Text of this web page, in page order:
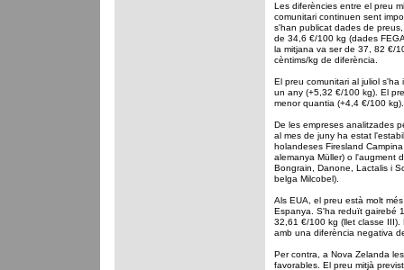
Les diferències entre el preu
comunitari continuen sent
s'han publicat dades de
de 34,6 €/100 kg (dades
la mitjana va ser de 37, 82 €/
cèntims/kg de diferència.
El preu comunitari al juliol
un any (+5,32 €/100 kg). El
menor quantia (+4,4 €/100 kg).
De les empreses analitzades
al mes de juny ha estat
holandeses Firesland
alemanya Müller) o l'augment
Bongrain, Danone, Lactalis i
belga Milcobel).
Als EUA, el preu està molt
Espanya. S'ha reduït gairebé
32,61 €/100 kg (llet classe III).
amb una diferència negativa
Per contra, a Nova Zelanda
favorables. El preu mitjà